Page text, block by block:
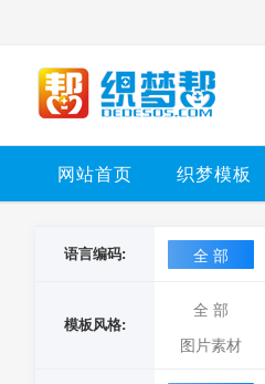
网站首页 织梦模板
语言编码: 全 部
模板风格:
全 部
图片素材